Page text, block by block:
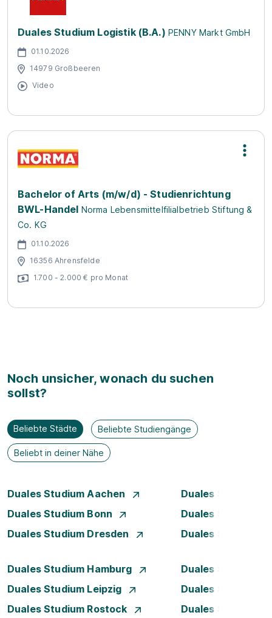
Duales Studium Logistik (B.A.) PENNY Markt GmbH
01.10.2026
14979 Großbeeren
Video
Bachelor of Arts (m/w/d) - Studienrichtung
BWL-Handel Norma Lebensmittelfilialbetrieb Stiftung &
Co. KG
01.10.2026
16356 Ahrensfelde
1.700 - 2.000 € pro Monat
Noch unsicher, wonach du suchen
sollst?
Beliebte Städte Beliebte Studiengänge
Beliebt in deiner Nähe
Duales Studium Aachen
Duales Studium
Duales Studium Bonn
Duales Studium
Duales Studium Dresden
Duales Studium
Duales Studium Hamburg
Duales Studium
Duales Studium Leipzig
Duales Studium
Duales Studium Rostock
Duales Studium